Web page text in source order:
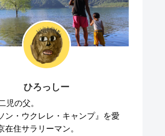
ひろっしー
児の父。
ン・ウクレレ・キャンプ』を愛
在住サラリーマン。